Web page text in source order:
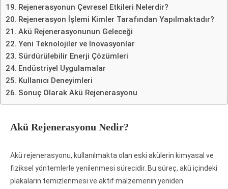
Rejenerasyonun Çevresel Etkileri Nelerdir?
Rejenerasyon İşlemi Kimler Tarafından Yapılmaktadır?
Akü Rejenerasyonunun Geleceği
Yeni Teknolojiler ve İnovasyonlar
Sürdürülebilir Enerji Çözümleri
Endüstriyel Uygulamalar
Kullanıcı Deneyimleri
Sonuç Olarak Akü Rejenerasyonu
Akü Rejenerasyonu Nedir?
Akü rejenerasyonu, kullanılmakta olan eski akülerin kimyasal ve
fiziksel yöntemlerle yenilenmesi sürecidir. Bu süreç, akü içindeki
plakaların temizlenmesi ve aktif malzemenin yeniden